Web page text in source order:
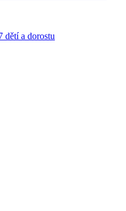
dětí a dorostu